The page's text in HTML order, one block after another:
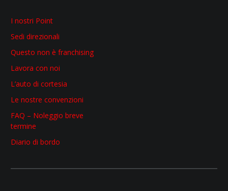
I nostri Point
Sedi direzionali
Questo non è franchising
Lavora con noi
L’auto di cortesia
Le nostre convenzioni
FAQ – Noleggio breve
termine
Diario di bordo